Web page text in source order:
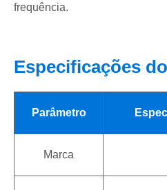
frequência.
Especificações
Parâmetro
Marca